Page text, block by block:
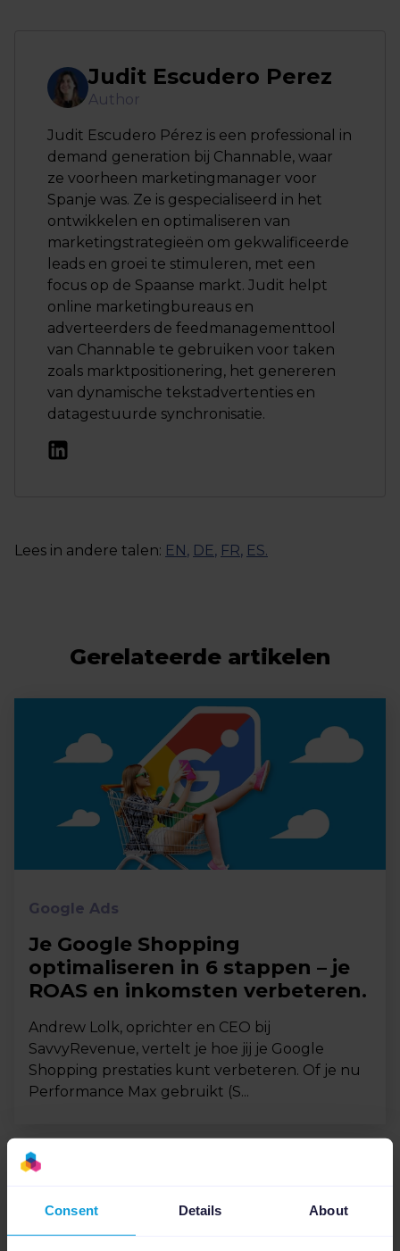
Consent Details About
Judit Escudero Perez
Author
Judit Escudero Pérez is een professional in
demand generation bij Channable, waar
ze voorheen marketingmanager voor
Spanje was. Ze is gespecialiseerd in het
ontwikkelen en optimaliseren van
marketingstrategieën om gekwalificeerde
leads en groei te stimuleren, met een
focus op de Spaanse markt. Judit helpt
online marketingbureaus en
adverteerders de feedmanagementtool
van Channable te gebruiken voor taken
zoals marktpositionering, het genereren
van dynamische tekstadvertenties en
datagestuurde synchronisatie.
Lees in andere talen: EN , DE, FR, ES.
Gerelateerde artikelen
Google Ads
Je Google Shopping
optimaliseren in 6 stappen – je
ROAS en inkomsten verbeteren.
Andrew Lolk, oprichter en CEO bij
SavvyRevenue, vertelt je hoe jij je Google
Shopping prestaties kunt verbeteren. Of je nu
Performance Max gebruikt (S...